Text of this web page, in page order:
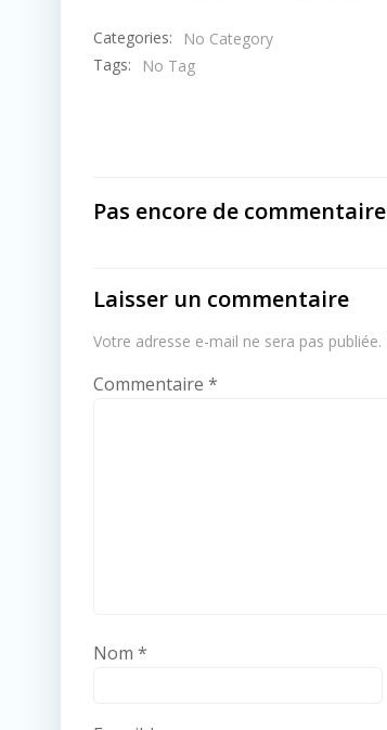
Categories:
No Category
Tags:
No Tag
Pas encore de commentaire
Laisser un commentaire
Votre adresse e-mail ne sera pas publiée.
Commentaire *
Nom *